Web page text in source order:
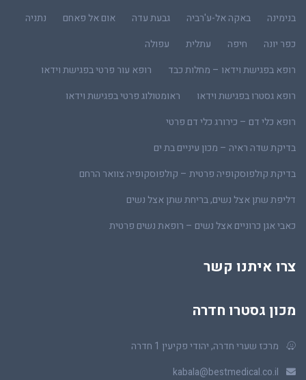
בנימינה
באקה אל-ע'רביה גבעת עדה אום אל פאחם
נתניה
כפר יונה
חיפה עתלית
עפולה
רופא בפגישת וידאו – מחלות כבד
רופא עור פרטי בפגישת וידאו
רופא גסטרו בפגישת וידאו
ראומטולוג פרטי בפגישת וידאו
רופא כלי דם – כירורג כלי דם פרטי
בדיקת שדה ראיה – מכון עיניים בת ים
בדיקת קולפוסקופיה פרטית – קולפוסקופיה צוואר הרחם
דליפת שתן אצל נשים, בריחת שתן אצל נשים
כאבי אגן כרוניים אצל נשים – רופאת נשים פרטית
צרו איתנו קשר
מכון גסטרו חדרה
מרכז שערי חדרה, יהודי פקיעין 1 חדרה
kabala@bestmedical.co.il